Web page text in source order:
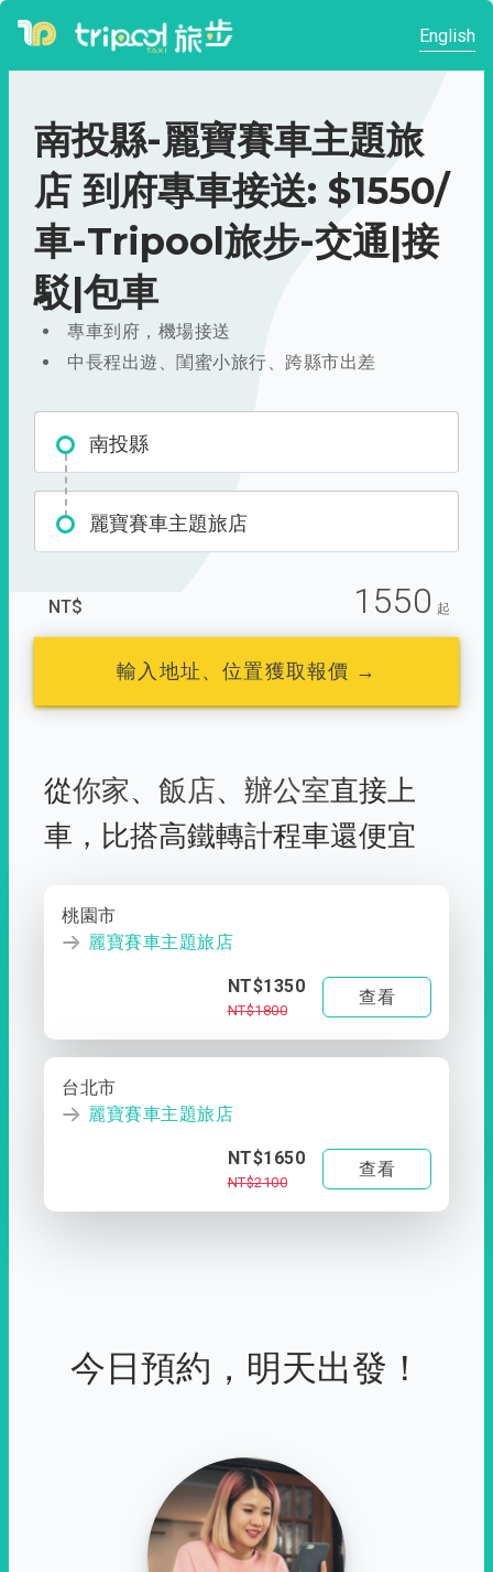
English
南投縣-麗寶賽車主題旅
店 到府專車接送: $1550/
車-Tripool旅步-交通|接
駁|包車
專車到府，機場接送
中長程出遊、閨蜜小旅行、跨縣市出差
南投縣
麗寶賽車主題旅店
NT$ 1550 起
輸入地址、位置獲取報價 →
從你家、 飯店、 辦公室直接上
車， 比搭高鐵轉計程車還便宜
桃園市
麗寶賽車主題旅店
NT$1350
NT$1800
查看
台北市
麗寶賽車主題旅店
NT$1650
NT$2100
查看
今日預約，明天出發！